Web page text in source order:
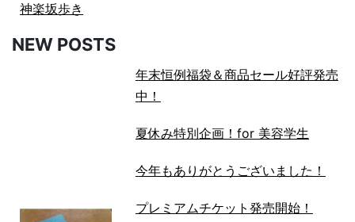
神楽坂歩き
NEW POSTS
年末恒例福袋＆商品セール好評発売
中！
夏休み特別企画！for 美容学生
今年もありがとうございました！
プレミアムチケット発売開始！